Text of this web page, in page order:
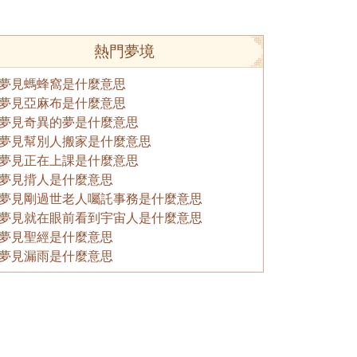
熱門夢境
見螞蜂窩是什麼意思
見亞麻布是什麼意思
見奇異的夢是什麼意思
見幫別人搬家是什麼意思
見正在上課是什麼意思
見揹人是什麼意思
見剛過世老人囑託事務是什麼意思
見就在眼前看到宇宙人是什麼意思
見聖經是什麼意思
見漏雨是什麼意思